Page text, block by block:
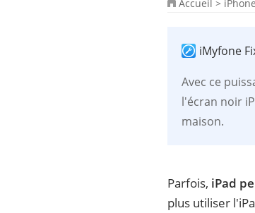
Accueil >
iMyfone
Avec ce
l'écran noir
maison.
Parfois, iPad
plus utiliser